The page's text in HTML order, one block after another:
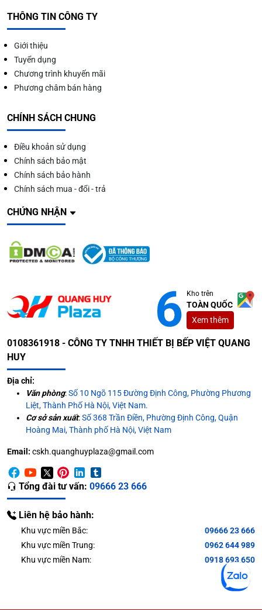
THÔNG TIN CÔNG TY
Giới thiệu
Tuyển dụng
Chương trình khuyến mãi
Phương châm bán hàng
CHÍNH SÁCH CHUNG
Điều khoản sử dụng
Chính sách bảo mật
Chính sách bảo hành
Chính sách mua - đổi - trả
CHỨNG NHẬN
Kho trên
TOÀN QUỐC
Xem thêm
0108361918 - CÔNG TY TNHH THIẾT BỊ BẾP VIỆT QUANG
HUY
Địa chỉ:
Văn phòng:Số 10 Ngõ 115 Đường Định Công, Phường Phương
Liệt, Thành Phố Hà Nội, Việt Nam.
Cơ sở sản xuất:Số 368 Trần Điền, Phường Định Công, Quận
Hoàng Mai, Thành phố Hà Nội, Việt Nam
Email: cskh.quanghuyplaza@gmail.com
Tổng đài tư vấn: 09666 23 666
Liên hệ bảo hành:
Khu vực miền Bắc:
09666 23 666
Khu vực miền Trung:
0962 644 989
Khu vực miền Nam:
0918 693 650